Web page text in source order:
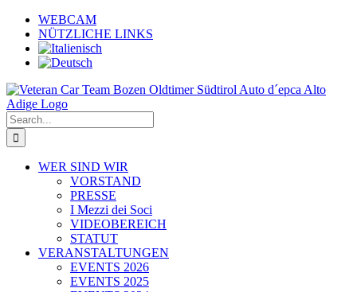
Skip
content
WEBCAM
NÜTZLICHE LINKS
Search
for:
WER SIND WIR
VORSTAND
PRESSE
I Mezzi dei Soci
VIDEOBEREICH
STATUT
VERANSTALTUNGEN
EVENTS 2026
EVENTS 2025